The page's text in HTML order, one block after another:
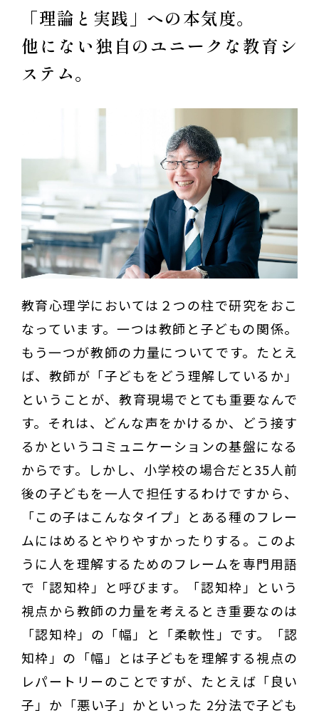
「理論と実践」への本気度。
他にない独自のユニークな教育シ
ステム。
教育心理学においては２つの柱で研究をおこ
なっています。一つは教師と子どもの関係。
もう一つが教師の力量についてです。たとえ
ば、教師が「子どもをどう理解しているか」
ということが、教育現場でとても重要なんで
す。それは、どんな声をかけるか、どう接す
るかというコミュニケーションの基盤になる
からです。しかし、小学校の場合だと35人前
後の子どもを一人で担任するわけですから、
「この子はこんなタイプ」とある種のフレー
ムにはめるとやりやすかったりする。このよ
うに人を理解するためのフレームを専門用語
で「認知枠」と呼びます。「認知枠」という
視点から教師の力量を考えるとき重要なのは
「認知枠」の「幅」と「柔軟性」です。「認
知枠」の「幅」とは子どもを理解する視点の
レパートリーのことですが、たとえば「良い
子」か「悪い子」かといった 2分法で子ども